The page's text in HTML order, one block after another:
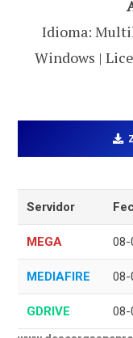
Idioma:
Windows |
Servidor
MEGA 08-
MEDIAFIRE 08-
GDRIVE 08-